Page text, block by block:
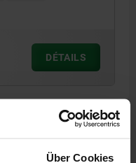
Über Cookies
DÉTAILS